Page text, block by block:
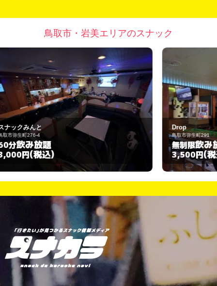
鳥取市・岩美エリアのスナック
Drop
鳥取市弥生町291
無制限
3,500円